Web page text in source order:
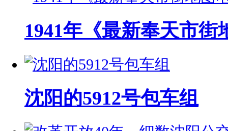
1941年《最新奉天市街
沈阳的5912号包车组